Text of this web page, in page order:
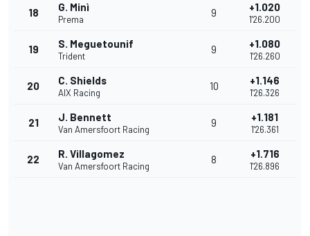
18 G. Minì
Prema
9 +1.020
1'26.200
19 S. Meguetounif
Trident
9 +1.080
1'26.260
20 C. Shields
AIX Racing
10 +1.146
1'26.326
21 J. Bennett
Van Amersfoort Racing
9 +1.181
1'26.361
22 R. Villagomez
Van Amersfoort Racing
8 +1.716
1'26.896